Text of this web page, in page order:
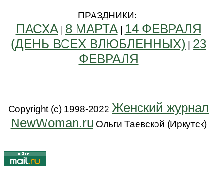
ПРАЗДНИКИ:
ПАСХА| 8 МАРТА| 14 ФЕВРАЛЯ
(ДЕНЬ ВСЕХ ВЛЮБЛЕННЫХ) | 23
ФЕВРАЛЯ
Copyright (c) 1998-2022 Женский журнал
NewWoman.ru Ольги Таевской (Иркутск)